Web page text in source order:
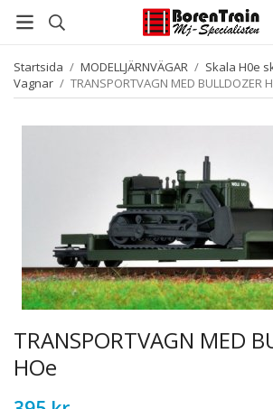
Startsida / MODELLJÄRNVÄGAR / Skala H0e
Vagnar / TRANSPORTVAGN MED BULLDOZER
TRANSPORTVAGN MED
HOe